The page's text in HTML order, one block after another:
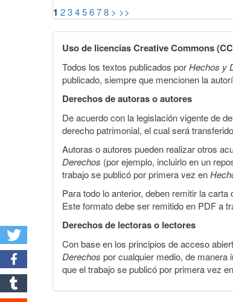
1 2345678 > >>
Uso de licencias Creative Commons
Todos los textos publicados porHechos y
publicado, siempre que mencionen la
Derechos de autoras o autores
De acuerdo con la legislación vigente de
derecho patrimonial, el cual será
Autoras o autores pueden realizar otros
Derechos (por ejemplo, incluirlo en un
trabajo se publicó por primera vez en
Para todo lo anterior, deben remitir la
Este formato debe ser remitido en PDF a
Derechos de lectoras o lectores
Con base en los principios de acceso
Derechos por cualquier medio, de manera
que el trabajo se publicó por primera vez en